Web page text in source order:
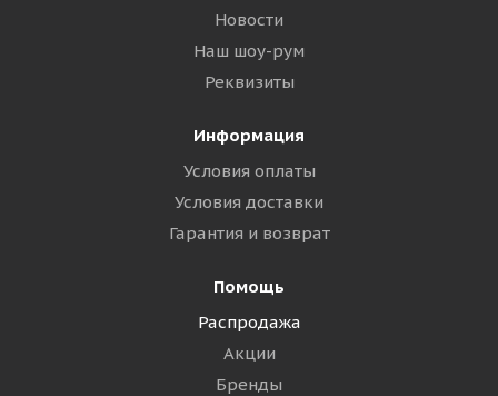
Новости
Наш шоу-рум
Реквизиты
Информация
Условия оплаты
Условия доставки
Гарантия и возврат
Помощь
Распродажа
Акции
Бренды